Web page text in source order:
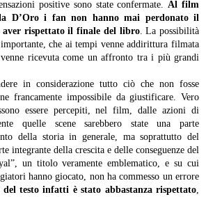
positive sono state confermate.Al film
D’Oro i fan non hanno mai perdonato il
aver rispettato il finale del libro. La possibilità
che ai tempi venne addirittura filmata
ricevuta come un affronto tra i più grandi
in considerazione tutto ciò che non fosse
francamente impossibile da giustificare. Vero
essere percepiti, nel film, dalle azioni di
quelle scene sarebbero state una parte
della storia in generale, ma soprattutto del
integrante della crescita e delle conseguenze del
un titolo veramente emblematico, e su cui
hanno giocato, non ha commesso un errore
testo infatti è stato abbastanza rispettato,